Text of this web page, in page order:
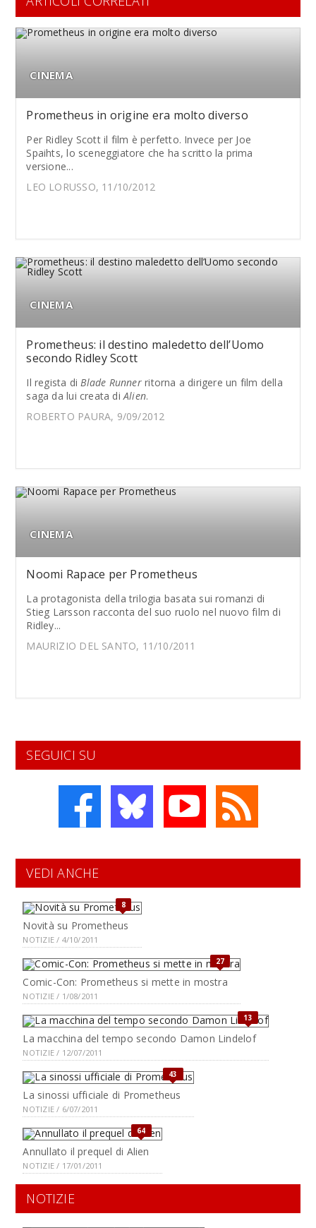
CINEMA
Prometheus in origine era molto diverso
Per Ridley Scott il film è perfetto. Invece per Joe
Spaihts, lo sceneggiatore che ha scritto la prima
versione...
LEO LORUSSO, 11/10/2012
CINEMA
Prometheus: il destino maledetto dell’Uomo
secondo Ridley Scott
Il regista diBlade Runnerritorna a dirigere un film della
saga da lui creata diAlien.
ROBERTO PAURA, 9/09/2012
CINEMA
Noomi Rapace per Prometheus
La protagonista della trilogia basata sui romanzi di
Stieg Larsson racconta del suo ruolo nel nuovo film di
Ridley...
MAURIZIO DEL SANTO, 11/10/2011
SEGUICI SU
VEDI ANCHE
8
Novità su Prometheus
NOTIZIE / 4/10/2011
27
Comic-Con: Prometheus si mette in mostra
NOTIZIE / 1/08/2011
13
La macchina del tempo secondo Damon Lindelof
NOTIZIE / 12/07/2011
43
La sinossi ufficiale di Prometheus
NOTIZIE / 6/07/2011
64
Annullato il prequel di Alien
NOTIZIE / 17/01/2011
NOTIZIE